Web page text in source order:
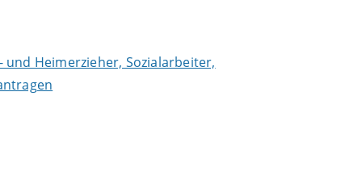
Heimerzieher, Sozialarbeiter,